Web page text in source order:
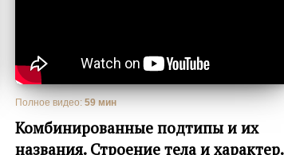
Полное видео: 59 мин
Комбинированные подтипы и их
названия. Строение тела и характер.